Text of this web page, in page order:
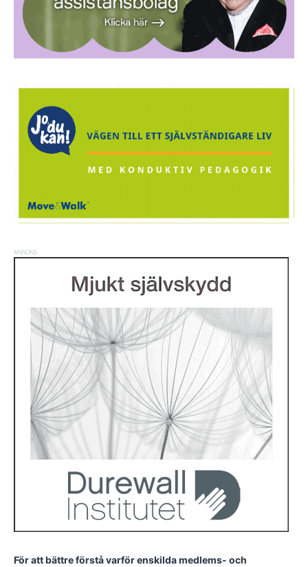
ANNONS
För att bättre förstå varför enskilda medlems- och